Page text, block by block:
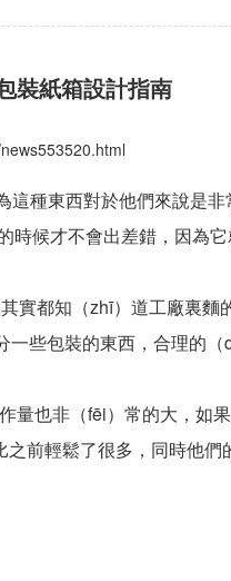
裝紙箱設計指南
這種東西對於他們來說是
時候才不會出差錯，因為
實都知（zhī）道工廠裏麵
些包裝的東西，合理的
量也非（fēi）常的大，如
前輕鬆了很多，同時他們